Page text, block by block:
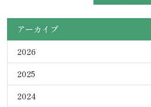
アーカイブ
2026
2025
2024